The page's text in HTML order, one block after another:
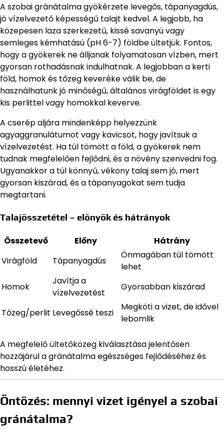
A szobai gránátalma gyökérzete levegős, tápanyagdús,
jó vízelvezető képességű talajt kedvel. A legjobb, ha
közepesen laza szerkezetű, kissé savanyú vagy
semleges kémhatású (pH 6-7) földbe ültetjük. Fontos,
hogy a gyökerek ne álljanak folyamatosan vízben, mert
gyorsan rothadásnak indulhatnak. A legjobban a kerti
föld, homok és tőzeg keveréke válik be, de
használhatunk jó minőségű, általános virágföldet is egy
kis perlittel vagy homokkal keverve.
A cserép aljára mindenképp helyezzünk
agyaggranulátumot vagy kavicsot, hogy javítsuk a
vízelvezetést. Ha túl tömött a föld, a gyökerek nem
tudnak megfelelően fejlődni, és a növény szenvedni fog.
Ugyanakkor a túl könnyű, vékony talaj sem jó, mert
gyorsan kiszárad, és a tápanyagokat sem tudja
megtartani.
Talajösszetétel – előnyök és hátrányok
Összetevő Előny
Hátrány
Virágföld
Tápanyagdús
Önmagában túl tömött
lehet
Homok
Javítja a
vízelvezetést
Gyorsabban kiszárad
Tőzeg/perlit Levegőssé teszi
Megköti a vizet, de idővel
lebomlik
A megfelelő ültetőközeg kiválasztása jelentősen
hozzájárul a gránátalma egészséges fejlődéséhez és
hosszú életéhez.
Öntözés: mennyi vizet igényel a szobai
gránátalma?